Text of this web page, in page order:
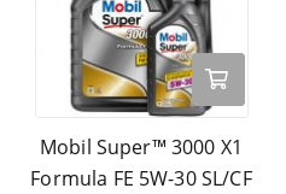
Mobil Super™ 3000 X1
Formula FE 5W-30 SL/CF